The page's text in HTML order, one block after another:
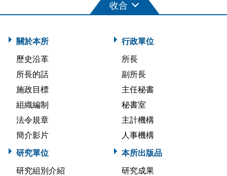
關於本所
歷史沿革
所長的話
施政目標
組織編制
法令規章
簡介影片
行政單位
所長
副所長
主任秘書
秘書室
主計機構
人事機構
研究單位
研究組別介紹
本所出版品
研究成果